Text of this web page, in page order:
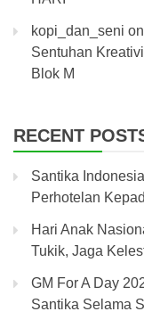
kopi_dan_seni on
Sentuhan
Blok M
RECENT
Santika
Perhotelan
Hari Anak
Tukik, Jaga
GM For A Day
Santika Selama